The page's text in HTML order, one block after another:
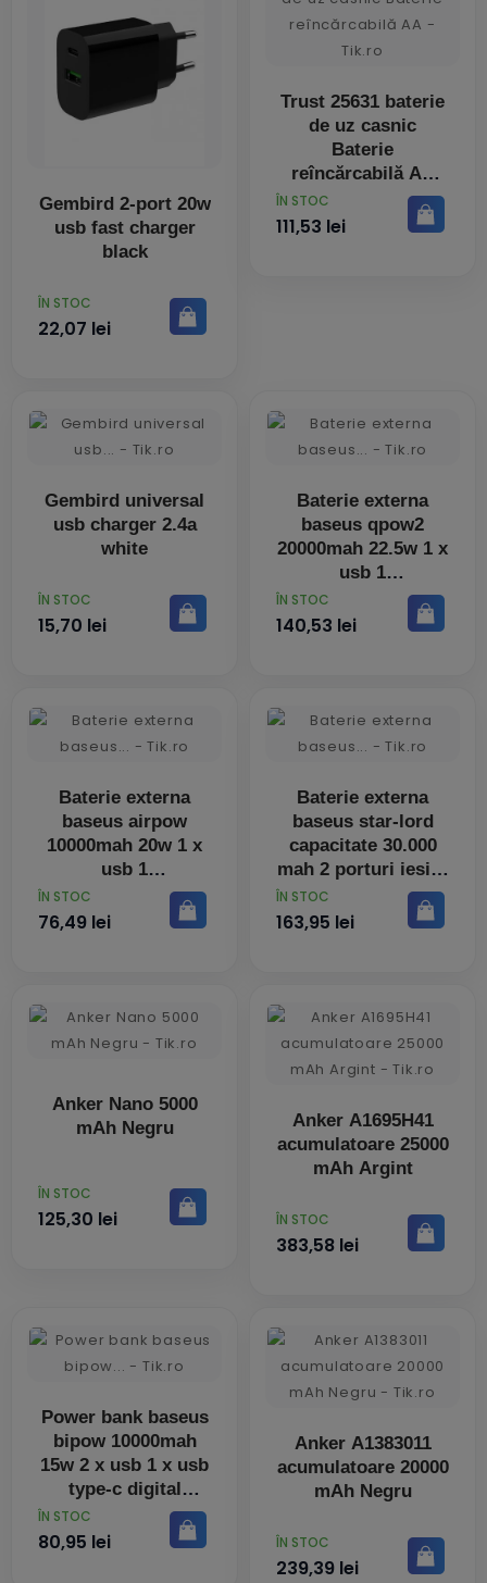
Gembird 2-port 20w
usb fast charger
black
PRET
ÎN STOC
22,07 lei
Trust 25631 baterie
de uz casnic
Baterie
reîncărcabilă AA
PRET
ÎN STOC
111,53 lei
Gembird universal
usb charger 2.4a
white
PRET
ÎN STOC
15,70 lei
Baterie externa
baseus qpow2
20000mah 22.5w 1 x
usb 1
PRET
ÎN STOC
140,53 lei
Baterie externa
baseus airpow
10000mah 20w 1 x
usb 1
PRET
ÎN STOC
76,49 lei
Baterie externa
baseus star-lord
capacitate 30.000
mah 2 porturi iesire
PRET
ÎN STOC
163,95 lei
Anker Nano 5000
mAh Negru
PRET
ÎN STOC
125,30 lei
Anker A1695H41
acumulatoare 25000
mAh Argint
PRET
ÎN STOC
383,58 lei
Power bank baseus
bipow 10000mah
15w 2 x usb 1 x usb
type-c digital
display pt. status
baterie total 3a
PRET
ÎN STOC
80,95 lei
Anker A1383011
acumulatoare 20000
mAh Negru
PRET
ÎN STOC
239,39 lei